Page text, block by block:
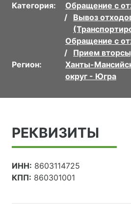
Категория:
Обращение с
Вывоз
Обращение с
Прием
Регион:
Ханты-
округ - Югра
РЕКВИЗИТЫ
ИНН: 8603114725
КПП: 860301001